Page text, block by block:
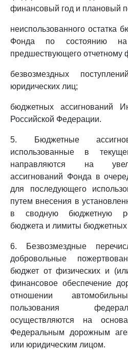
финансовый год и плановый
неиспользованного остатка
Фонда по состоянию
предшествующего отчетному
безвозмездных
юридических лиц;
бюджетных ассигнований
Российской Федерации.
5. Бюджетные
использованные в
направляются на
ассигнований Фонда в
для последующего
путем внесения в
в сводную бюджетную
бюджета и лимиты бюджетных
6. Безвозмездные
добровольные
бюджет от физических и
финансовое обеспечение
отношении
пользования
осуществляются на
Федеральным дорожным
или юридическим лицом.